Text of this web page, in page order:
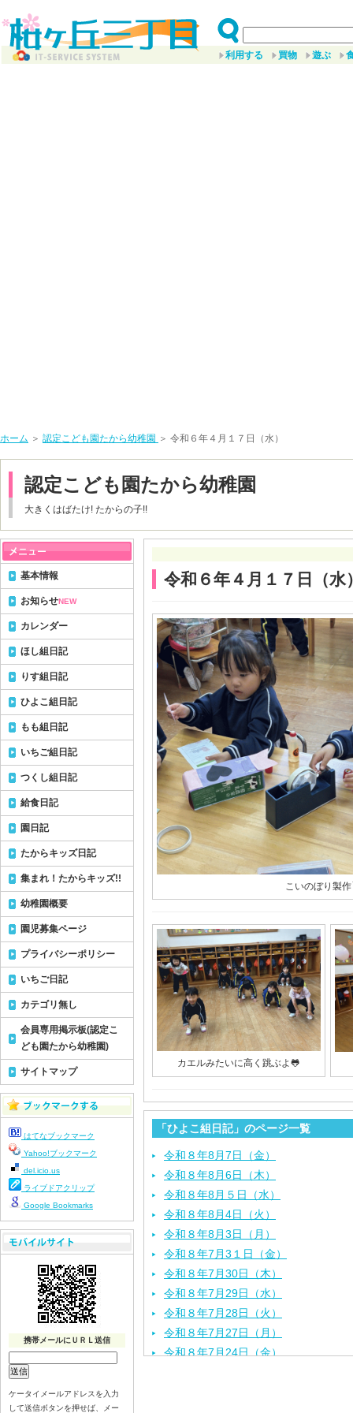
利用する 買物 遊ぶ
ホーム ＞ 認定こども園たから幼稚園 ＞ 令和６年４月１７日（水）
認定こども園たから幼稚園
大きくはばたけ! たからの子!!
令和６年４月１７日（水
こいのぼり製
カエルみたいに高く跳ぶよ🐸
「ひよこ組日記」のページ一覧
令和８年8月7日（金）
令和８年8月6日（木）
令和８年8月５日（水）
令和８年8月4日（火）
令和８年8月3日（月）
令和８年7月3１日（金）
令和８年7月30日（木）
令和８年7月29日（水）
令和８年7月28日（火）
令和８年7月27日（月）
令和８年7月24日（金）
基本情報
お知らせNEW
カレンダー
ほし組日記
りす組日記
ひよこ組日記
もも組日記
いちご組日記
つくし組日記
給食日記
園日記
たからキッズ日記
集まれ！たからキッズ!!
幼稚園概要
園児募集ページ
プライバシーポリシー
いちご日記
カテゴリ無し
会員専用掲示板(認定こ
ども園たから幼稚園)
サイトマップ
はてなブックマーク
Yahoo!ブックマーク
del.icio.us
ライブドアクリップ
Google Bookmarks
携帯メールにＵＲＬ送信
ケータイメールアドレスを入力
して送信ボタンを押せば、メー